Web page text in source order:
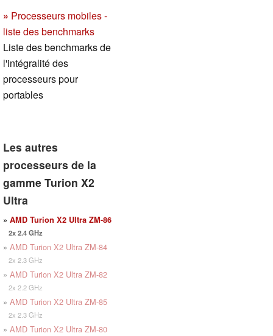
» Processeurs mobiles -
liste des benchmarks
Liste des benchmarks de
l'intégralité des
processeurs pour
portables
Les autres
processeurs de la
gamme Turion X2
Ultra
» AMD Turion X2 Ultra ZM-86
2x 2.4 GHz
» AMD Turion X2 Ultra ZM-84
2x 2.3 GHz
» AMD Turion X2 Ultra ZM-82
2x 2.2 GHz
» AMD Turion X2 Ultra ZM-85
2x 2.3 GHz
» AMD Turion X2 Ultra ZM-80